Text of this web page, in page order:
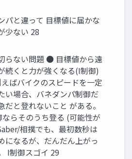
パと違って 目標値に届かな
少ない 28
らない問題 ● 目標値から遠
続くと力が強くなる(I制御)
ばバイクのスピードを一定
い場合、バネダンパ制御だ
だと登れないこと がある。
ならそのうち登る (可能性が
相撲でも、最初数秒は
になるが、だんだん上がっ
I制御スゴイ 29